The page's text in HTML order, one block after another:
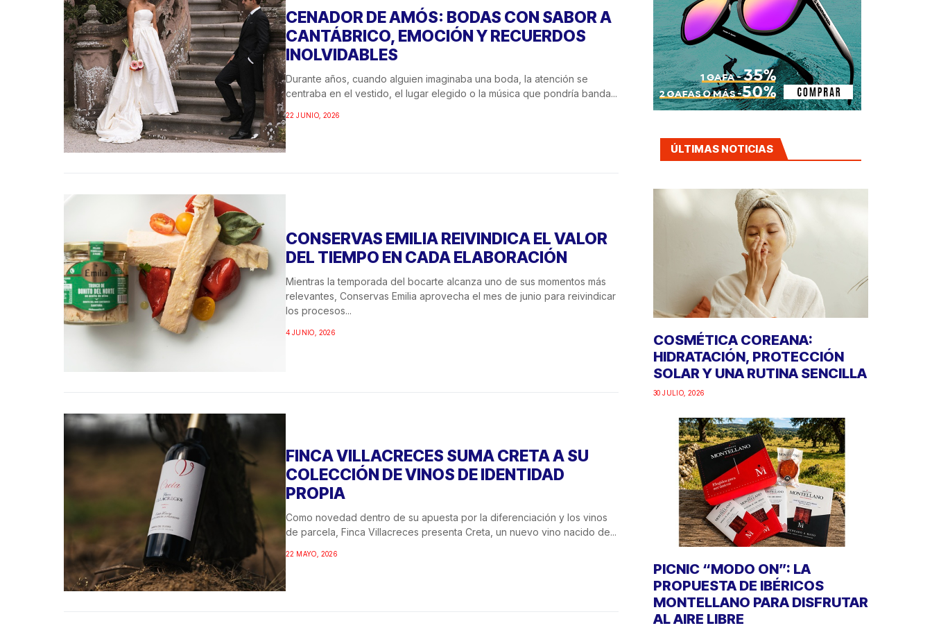
CENADOR DE AMÓS: BODAS CON SABOR A
CANTÁBRICO, EMOCIÓN Y RECUERDOS
INOLVIDABLES
Durante años, cuando alguien imaginaba una boda, la atención se
centraba en el vestido, el lugar elegido o la música que pondría banda...
22 JUNIO, 2026
CONSERVAS EMILIA REIVINDICA EL VALOR
DEL TIEMPO EN CADA ELABORACIÓN
Mientras la temporada del bocarte alcanza uno de sus momentos más
relevantes, Conservas Emilia aprovecha el mes de junio para reivindicar
los procesos...
4 JUNIO, 2026
FINCA VILLACRECES SUMA CRETA A SU
COLECCIÓN DE VINOS DE IDENTIDAD
PROPIA
Como novedad dentro de su apuesta por la diferenciación y los vinos
de parcela, Finca Villacreces presenta Creta, un nuevo vino nacido de...
22 MAYO, 2026
ÚLTIMAS NOTICIAS
COSMÉTICA COREANA:
HIDRATACIÓN, PROTECCIÓN
SOLAR Y UNA RUTINA SENCILLA
30 JULIO, 2026
PICNIC “MODO ON”: LA
PROPUESTA DE IBÉRICOS
MONTELLANO PARA DISFRUTAR
AL AIRE LIBRE